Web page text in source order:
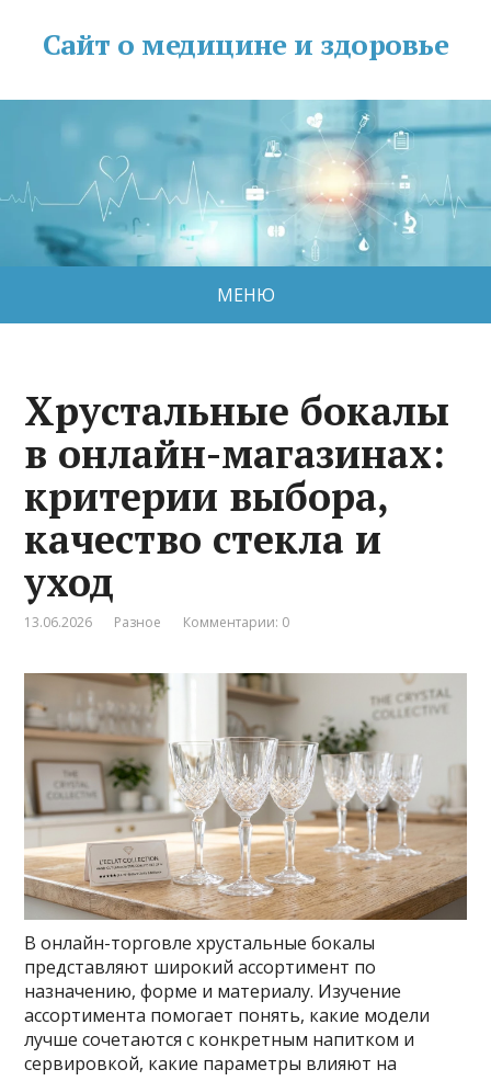
Сайт о медицине и здоровье
МЕНЮ
Хрустальные бокалы
в онлайн-магазинах:
критерии выбора,
качество стекла и
уход
13.06.2026 Разное Комментарии: 0
В онлайн-торговле хрустальные бокалы
представляют широкий ассортимент по
назначению, форме и материалу. Изучение
ассортимента помогает понять, какие модели
лучше сочетаются с конкретным напитком и
сервировкой, какие параметры влияют на